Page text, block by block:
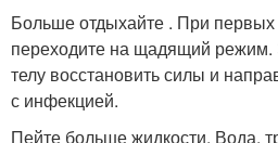
Больше отдыхайте . При первых
переходите на щадящий
телу восстановить силы и
с инфекцией.
Пейте больше жидкости. Вода,